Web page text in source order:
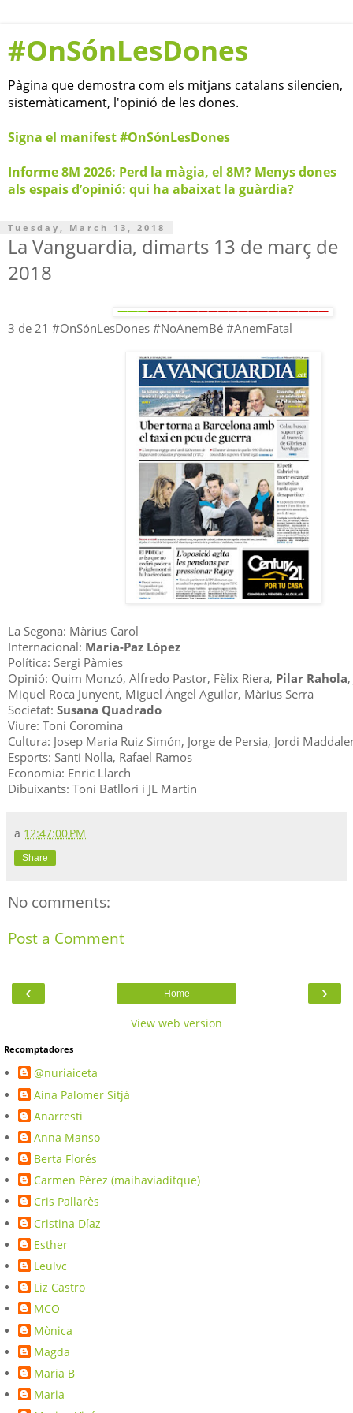
#OnSónLesDones
Pàgina que demostra com els mitjans catalans silencien,
sistemàticament, l'opinió de les dones.
Signa el manifest #OnSónLesDones
Informe 8M 2026: Perd la màgia, el 8M? Menys dones
als espais d’opinió: qui ha abaixat la guàrdia?
Tuesday, March 13, 2018
La Vanguardia, dimarts 13 de març de
2018
3 de 21 #OnSónLesDones #NoAnemBé #AnemFatal
La Segona: Màrius Carol
Internacional: María-Paz López
Política: Sergi Pàmies
Opinió: Quim Monzó, Alfredo Pastor, Fèlix Riera, Pilar Rahola
Miquel Roca Junyent, Miguel Ángel Aguilar, Màrius Serra
Societat: Susana Quadrado
Viure: Toni Coromina
Cultura: Josep Maria Ruiz Simón, Jorge de Persia, Jordi
Esports: Santi Nolla, Rafael Ramos
Economia: Enric Llarch
Dibuixants: Toni Batllori i JL Martín
a 12:47:00 PM
Share
No comments:
Post a Comment
‹ ›
Home
View web version
Recomptadores
@nuriaiceta
Aina Palomer Sitjà
Anarresti
Anna Manso
Berta Florés
Carmen Pérez (maihaviaditque)
Cris Pallarès
Cristina Díaz
Esther
Leulvc
Liz Castro
MCO
Mònica
Magda
Maria B
Maria